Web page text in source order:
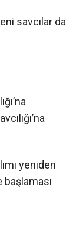
yeniden